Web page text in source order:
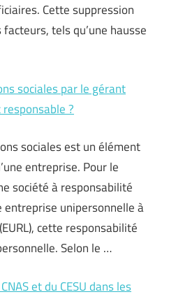
Cette suppression
tels qu’une hausse
sociales par le gérant
?
sociales est un élément
entreprise. Pour le
société à responsabilité
entreprise unipersonnelle à
cette responsabilité
Selon le …
et du CESU dans les